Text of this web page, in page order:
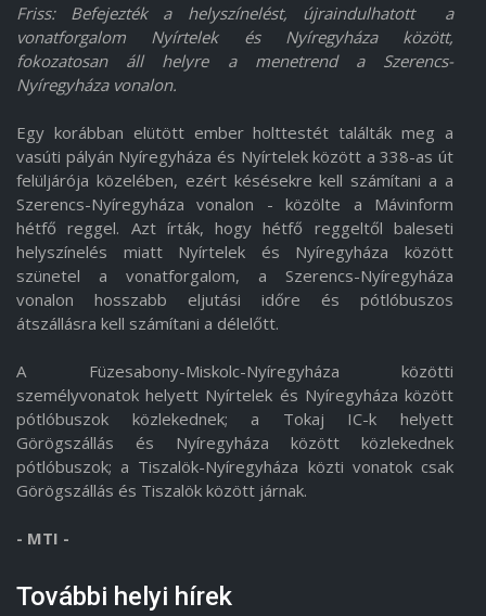
Friss: Befejezték a helyszínelést, újraindulhatott a
vonatforgalom Nyírtelek és Nyíregyháza között,
fokozatosan áll helyre a menetrend a Szerencs-
Nyíregyháza vonalon.
Egy korábban elütött ember holttestét találták meg a
vasúti pályán Nyíregyháza és Nyírtelek között a 338-as út
felüljárója közelében, ezért késésekre kell számítani a a
Szerencs-Nyíregyháza vonalon - közölte a Mávinform
hétfő reggel. Azt írták, hogy hétfő reggeltől baleseti
helyszínelés miatt Nyírtelek és Nyíregyháza között
szünetel a vonatforgalom, a Szerencs-Nyíregyháza
vonalon hosszabb eljutási időre és pótlóbuszos
átszállásra kell számítani a délelőtt.
A Füzesabony-Miskolc-Nyíregyháza közötti
személyvonatok helyett Nyírtelek és Nyíregyháza között
pótlóbuszok közlekednek; a Tokaj IC-k helyett
Görögszállás és Nyíregyháza között közlekednek
pótlóbuszok; a Tiszalök-Nyíregyháza közti vonatok csak
Görögszállás és Tiszalök között járnak.
- MTI -
További helyi hírek